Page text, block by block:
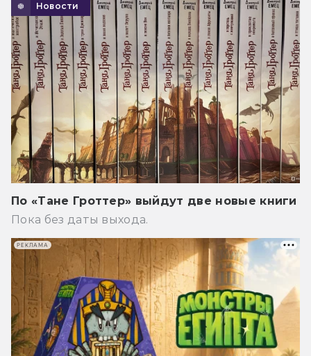
Новости
По «Тане Гроттер» выйдут две новые книги
Пока без даты выхода.
РЕКЛАМА